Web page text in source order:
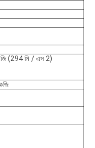
(294 মি / এস 2)